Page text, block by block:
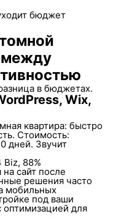
между
в бюджетах.
Wix,
квартира: быстро
Стоимость:
дней. Звучит
88%
сайт после
решения часто
мобильных
под ваши
для